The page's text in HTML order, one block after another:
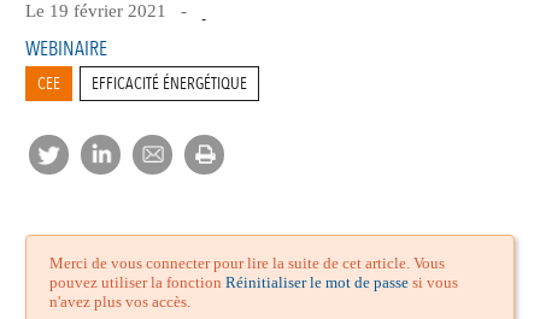
Le 19 février 2021 - -
WEBINAIRE
CEE EFFICACITÉ ÉNERGÉTIQUE
Merci de vous connecter pour lire la suite de cet article. Vous
pouvez utiliser la fonctionRéinitialiser le mot de passe si vous
n'avez plus vos accès.